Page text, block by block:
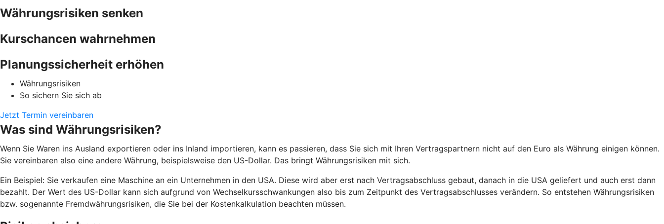
Währungsrisiken senken
Kurschancen wahrnehmen
Planungssicherheit erhöhen
Währungsrisiken
So sichern Sie sich ab
Jetzt Termin vereinbaren
Was sind Währungsrisiken?
Wenn Sie Waren ins Ausland exportieren oder ins Inland importieren, kann es passieren, dass Sie sich mit Ihren Vertragspartnern nicht auf den Euro als Währung einigen können.
Sie vereinbaren also eine andere Währung, beispielsweise den US-Dollar. Das bringt Währungsrisiken mit sich.
Ein Beispiel: Sie verkaufen eine Maschine an ein Unternehmen in den USA. Diese wird aber erst nach Vertragsabschluss gebaut, danach in die USA geliefert und auch erst dann
bezahlt. Der Wert des US-Dollar kann sich aufgrund von Wechselkursschwankungen also bis zum Zeitpunkt des Vertragsabschlusses verändern. So entstehen Währungsrisiken
bzw. sogenannte Fremdwährungsrisiken, die Sie bei der Kostenkalkulation beachten müssen.